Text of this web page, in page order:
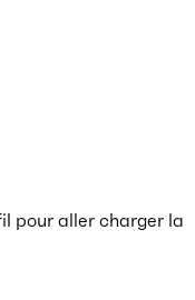
pour aller charger la